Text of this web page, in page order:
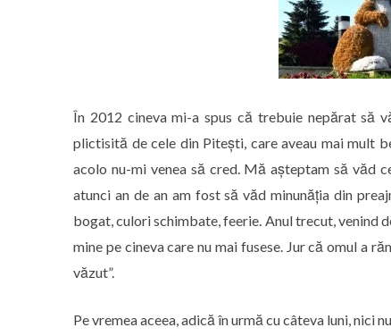
În 2012 cineva mi-a spus că trebuie nepărat să
plictisită de cele din Pitești, care aveau mai mult
acolo nu-mi venea să cred. Mă așteptam să văd
atunci an de an am fost să văd minunăția din
bogat, culori schimbate, feerie. Anul trecut, venind
mine pe cineva care nu mai fusese. Jur că omul a
văzut”.
Pe vremea aceea, adică în urmă cu câteva luni, nici